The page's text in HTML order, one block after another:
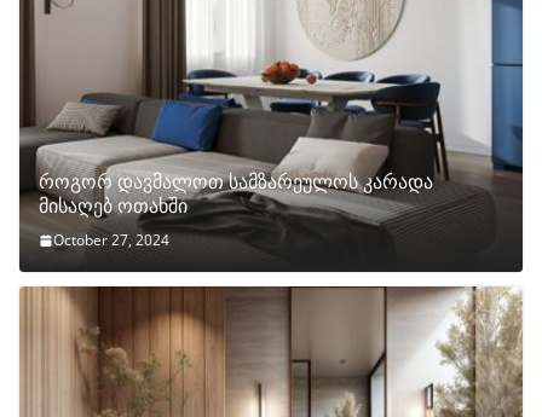
როგორ დავმალოთ სამზარეულოს კარადა
მისაღებ ოთახში
October 27, 2024